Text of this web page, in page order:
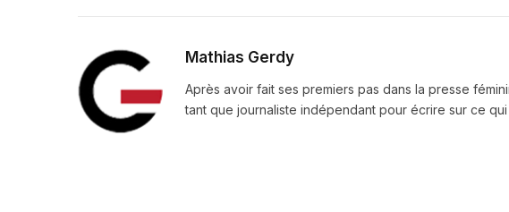
Mathias Gerdy
Après avoir fait ses premiers pas dans la presse
tant que journaliste indépendant pour écrire sur ce